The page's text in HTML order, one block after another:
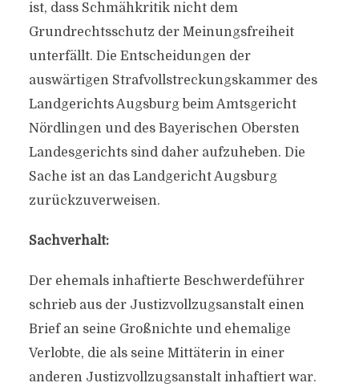
ist, dass Schmähkritik nicht dem
Grundrechtsschutz der Meinungsfreiheit
unterfällt. Die Entscheidungen der
auswärtigen Strafvollstreckungskammer des
Landgerichts Augsburg beim Amtsgericht
Nördlingen und des Bayerischen Obersten
Landesgerichts sind daher aufzuheben. Die
Sache ist an das Landgericht Augsburg
zurückzuverweisen.
Sachverhalt:
Der ehemals inhaftierte Beschwerdeführer
schrieb aus der Justizvollzugsanstalt einen
Brief an seine Großnichte und ehemalige
Verlobte, die als seine Mittäterin in einer
anderen Justizvollzugsanstalt inhaftiert war.